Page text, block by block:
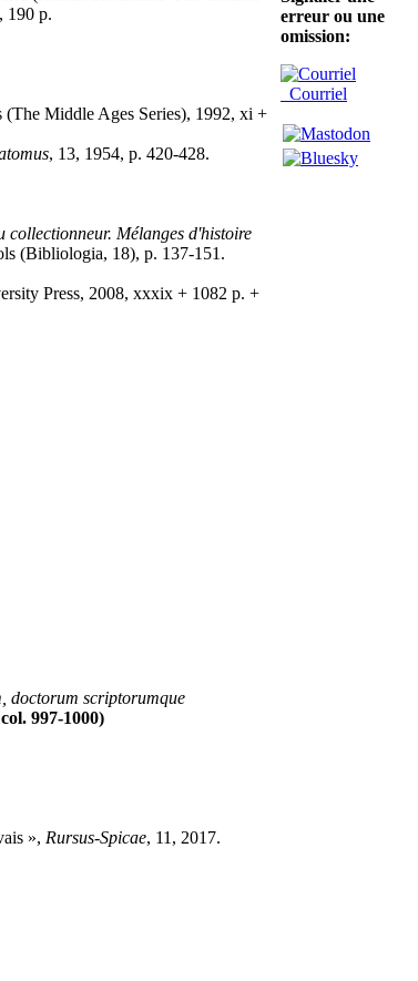
190 p.
(The Middle Ages Series), 1992, xi +
, 13, 1954, p. 420-428.
collectionneur. Mélanges d'histoire
(Bibliologia, 18), p. 137-151.
Press, 2008, xxxix + 1082 p. +
doctorum scriptorumque
997-1000)
», Rursus-Spicae, 11, 2017.
erreur ou une
omission:
Courriel